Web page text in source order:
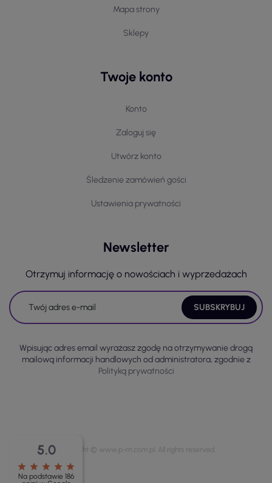
Mapa strony
Sklepy
Twoje konto
Konto
Zaloguj się
Utwórz konto
Śledzenie zamówień gości
Ustawienia prywatności
Newsletter
Otrzymuj informację o nowościach i wyprzedażach
Wpisując adres email wyrażasz zgodę na otrzymywanie drogą
mailową informacji handlowych od administratora, zgodnie z
Polityką prywatności
5.0
star star star star star
Na podstawie 186
Copyright © www.p-m.com.pl. All rights reserved.